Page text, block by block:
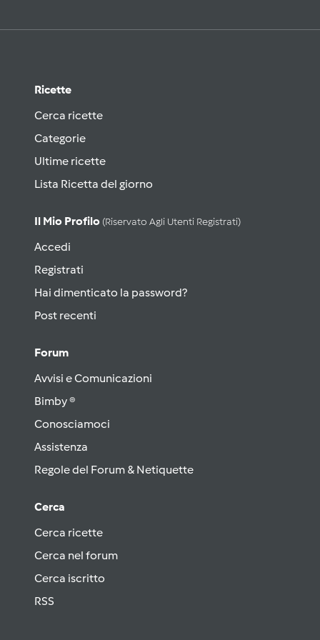
Ricette
Cerca ricette
Categorie
Ultime ricette
Lista Ricetta del giorno
Il Mio Profilo (riservato Agli Utenti Registrati)
Accedi
Registrati
Hai dimenticato la password?
Post recenti
Forum
Avvisi e Comunicazioni
Bimby ®
Conosciamoci
Assistenza
Regole del Forum & Netiquette
Cerca
Cerca ricette
Cerca nel forum
Cerca iscritto
RSS